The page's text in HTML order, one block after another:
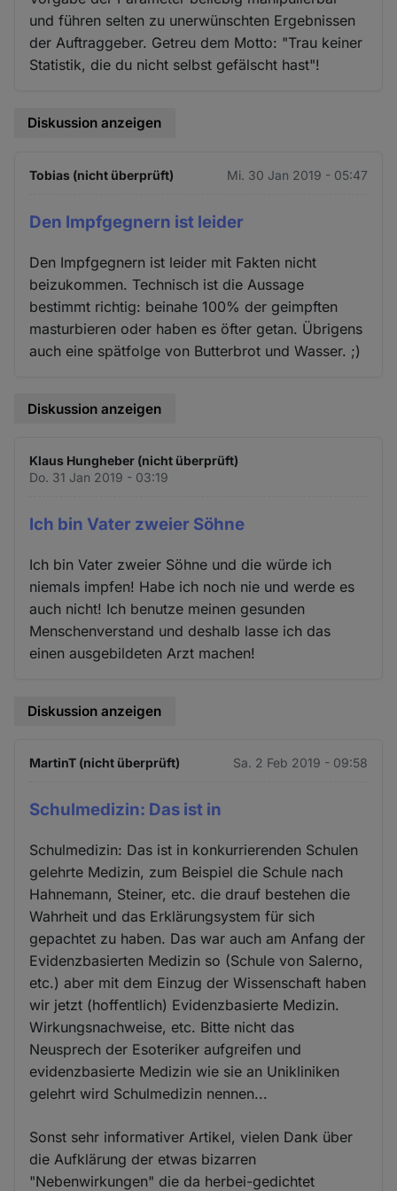
und führen selten zu unerwünschten Ergebnissen
der Auftraggeber. Getreu dem Motto: "Trau keiner
Statistik, die du nicht selbst gefälscht hast"!
Diskussion anzeigen
Tobias (nicht überprüft) Mi. 30 Jan 2019 - 05:47
Den Impfgegnern ist leider
Den Impfgegnern ist leider mit Fakten nicht
beizukommen. Technisch ist die Aussage
bestimmt richtig: beinahe 100% der geimpften
masturbieren oder haben es öfter getan. Übrigens
auch eine spätfolge von Butterbrot und Wasser. ;)
Diskussion anzeigen
Klaus Hungheber (nicht überprüft)
Do. 31 Jan 2019 - 03:19
Ich bin Vater zweier Söhne
Ich bin Vater zweier Söhne und die würde ich
niemals impfen! Habe ich noch nie und werde es
auch nicht! Ich benutze meinen gesunden
Menschenverstand und deshalb lasse ich das
einen ausgebildeten Arzt machen!
Diskussion anzeigen
MartinT (nicht überprüft) Sa. 2 Feb 2019 - 09:58
Schulmedizin: Das ist in
Schulmedizin: Das ist in konkurrierenden Schulen
gelehrte Medizin, zum Beispiel die Schule nach
Hahnemann, Steiner, etc. die drauf bestehen die
Wahrheit und das Erklärungsystem für sich
gepachtet zu haben. Das war auch am Anfang der
Evidenzbasierten Medizin so (Schule von Salerno,
etc.) aber mit dem Einzug der Wissenschaft haben
wir jetzt (hoffentlich) Evidenzbasierte Medizin.
Wirkungsnachweise, etc. Bitte nicht das
Neusprech der Esoteriker aufgreifen und
evidenzbasierte Medizin wie sie an Unikliniken
gelehrt wird Schulmedizin nennen...
Sonst sehr informativer Artikel, vielen Dank über
die Aufklärung der etwas bizarren
"Nebenwirkungen" die da herbei-gedichtet